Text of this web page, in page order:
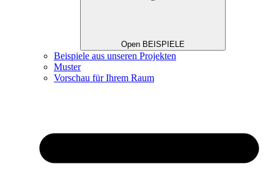
Open BEISPIELE
Beispiele aus unseren Projekten
Muster
Vorschau für Ihrem Raum